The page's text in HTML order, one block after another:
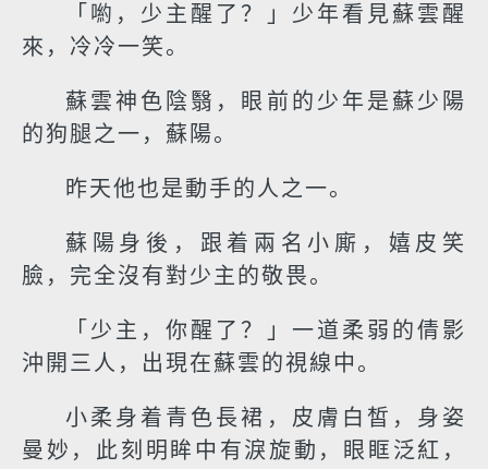
「喲，少主醒了？」少年看見蘇雲醒
來，冷冷一笑。
蘇雲神色陰翳，眼前的少年是蘇少陽
的狗腿之一，蘇陽。
昨天他也是動手的人之一。
蘇陽身後，跟着兩名小廝，嬉皮笑
臉，完全沒有對少主的敬畏。
「少主，你醒了？」一道柔弱的倩影
沖開三人，出現在蘇雲的視線中。
小柔身着青色長裙，皮膚白皙，身姿
曼妙，此刻明眸中有淚旋動，眼眶泛紅，